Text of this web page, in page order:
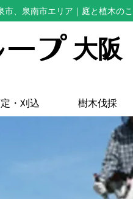
市、泉南市エリア ｜庭と植木の
大阪
・刈込 樹木伐採